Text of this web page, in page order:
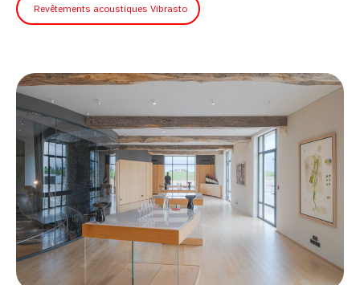
Revêtements acoustiques Vibrasto